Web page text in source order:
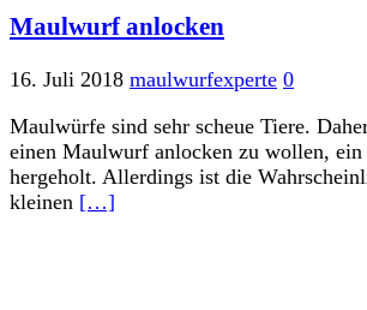
Maulwurf anlocken
16. Juli 2018 maulwurfexperte 0
Maulwürfe sind sehr scheue Tiere.
einen Maulwurf anlocken zu wollen, ein
hergeholt. Allerdings ist die
kleinen […]